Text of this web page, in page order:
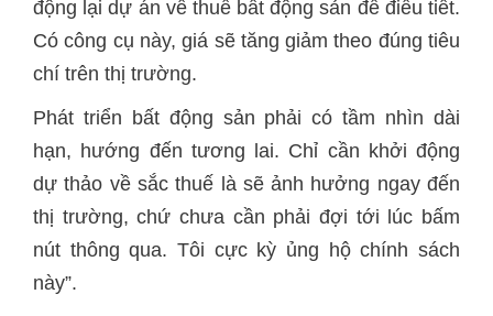
động lại dự án về thuế bất động sản để điều tiết.
Có công cụ này, giá sẽ tăng giảm theo đúng tiêu
chí trên thị trường.
Phát triển bất động sản phải có tầm nhìn dài
hạn, hướng đến tương lai. Chỉ cần khởi động
dự thảo về sắc thuế là sẽ ảnh hưởng ngay đến
thị trường, chứ chưa cần phải đợi tới lúc bấm
nút thông qua. Tôi cực kỳ ủng hộ chính sách
này”.